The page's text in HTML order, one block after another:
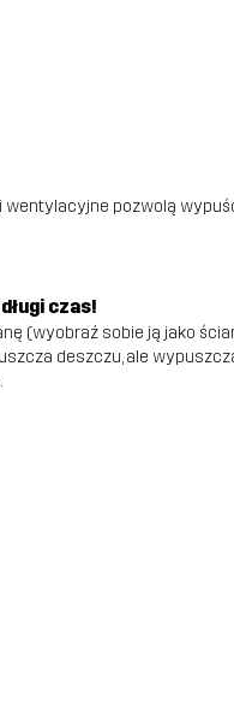
wentylacyjne pozwolą
czas!
(wyobraź sobie ją jako
deszczu, ale